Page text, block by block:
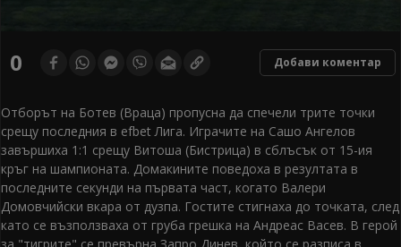
of0 Добави коментар
Отборът на Ботев (Враца) пропусна да спечели трите точки
срещу последния в efbet Лига. Играчите на Сашо Ангелов
завършиха 1:1 срещу Витоша (Бистрица) в сблъсък от 15-ия
кръг на шампионата. Домакините поведоха в резултата в
последните секунди на първата част, когато Валери
Домовчийски вкара от дузпа. Гостите стигнаха до точката, след
като се възползваха от груба грешка на Андреас Васев. В герой